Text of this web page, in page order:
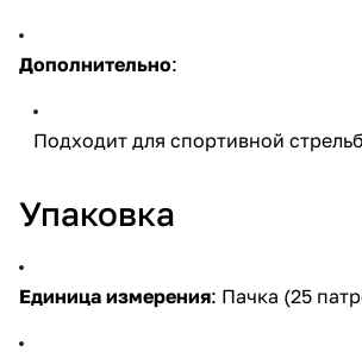
Дополнительно:
Подходит для спортивной
Упаковка
Единица измерения: Пачка (25